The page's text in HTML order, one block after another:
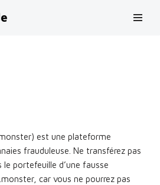
est une plateforme
frauduleuse. Ne transférez pas
portefeuille d’une fausse
car vous ne pourrez pas